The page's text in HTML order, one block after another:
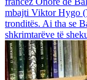
mbajti Viktor Hygo
tronditës. Ai tha se
shkrimtarëve të